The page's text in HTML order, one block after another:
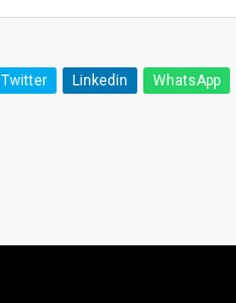
Twitter Linkedin WhatsApp